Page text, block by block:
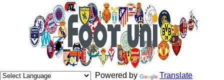
Powered by Translate